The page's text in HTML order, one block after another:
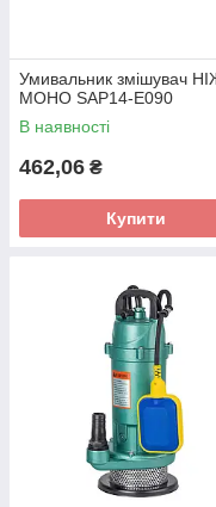
Умивальник змішувач
МОНО SAP14-E090
В наявності
462,06 ₴
Купити